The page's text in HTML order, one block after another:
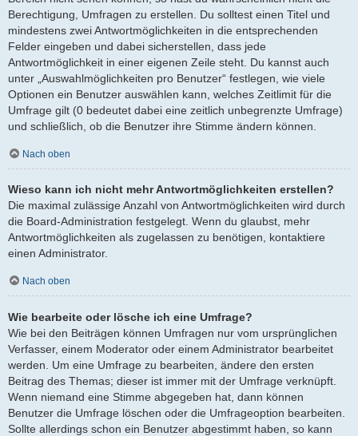
Berechtigung, Umfragen zu erstellen. Du solltest einen Titel und
mindestens zwei Antwortmöglichkeiten in die entsprechenden
Felder eingeben und dabei sicherstellen, dass jede
Antwortmöglichkeit in einer eigenen Zeile steht. Du kannst auch
unter „Auswahlmöglichkeiten pro Benutzer“ festlegen, wie viele
Optionen ein Benutzer auswählen kann, welches Zeitlimit für die
Umfrage gilt (0 bedeutet dabei eine zeitlich unbegrenzte Umfrage)
und schließlich, ob die Benutzer ihre Stimme ändern können.
Nach oben
Wieso kann ich nicht mehr Antwortmöglichkeiten erstellen?
Die maximal zulässige Anzahl von Antwortmöglichkeiten wird durch
die Board-Administration festgelegt. Wenn du glaubst, mehr
Antwortmöglichkeiten als zugelassen zu benötigen, kontaktiere
einen Administrator.
Nach oben
Wie bearbeite oder lösche ich eine Umfrage?
Wie bei den Beiträgen können Umfragen nur vom ursprünglichen
Verfasser, einem Moderator oder einem Administrator bearbeitet
werden. Um eine Umfrage zu bearbeiten, ändere den ersten
Beitrag des Themas; dieser ist immer mit der Umfrage verknüpft.
Wenn niemand eine Stimme abgegeben hat, dann können
Benutzer die Umfrage löschen oder die Umfrageoption bearbeiten.
Sollte allerdings schon ein Benutzer abgestimmt haben, so kann